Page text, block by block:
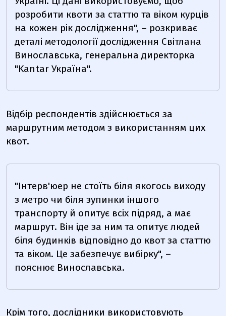
розробити квоти за статтю та віком курців
на кожен рік дослідження", – розкриває
деталі методології дослідження Світлана
Винославська, генеральна директорка
"Kantar Україна".
Відбір респондентів здійснюється за
маршрутним методом з використанням цих
квот.
"Інтерв'юер не стоїть біля якогось виходу
з метро чи біля зупинки іншого
транспорту й опитує всіх підряд, а має
маршрут. Він іде за ним та опитує людей
біля будинків відповідно до квот за статтю
та віком. Це забезпечує вибірку", –
пояснює Винославська.
Крім того, дослідники використовують